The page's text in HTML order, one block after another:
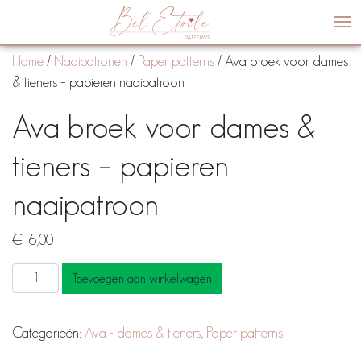
Home / Naaipatronen / Paper patterns / Ava broek voor dames
& tieners – papieren naaipatroon
Ava broek voor dames &
tieners – papieren
naaipatroon
€ 16,00
broek
dames
Toevoegen aan winkelwagen
Categorieën: Ava - dames & tieners, Paper patterns